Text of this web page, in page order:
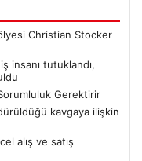
Christian Stocker
insanı tutuklandı,
Gerektirir
kavgaya ilişkin
alış ve satış